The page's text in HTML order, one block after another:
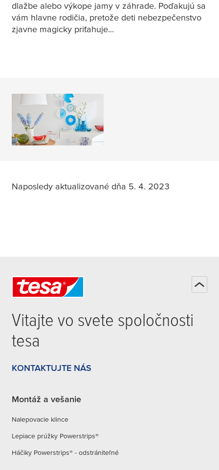
dlažbe alebo výkope jamy v záhrade. Poďakujú sa
vám hlavne rodičia, pretože deti nebezpečenstvo
zjavne magicky priťahuje...
Nápady a inšpirácie
PREČÍTAJTE SI
VIAC
Naposledy aktualizované dňa 5. 4. 2023
Vitajte vo svete spoločnosti
tesa
KONTAKTUJTE NÁS
Montáž a vešanie
Nalepovacie klince
Lepiace prúžky Powerstrips®
Háčiky Powerstrips® - odstrániteľné